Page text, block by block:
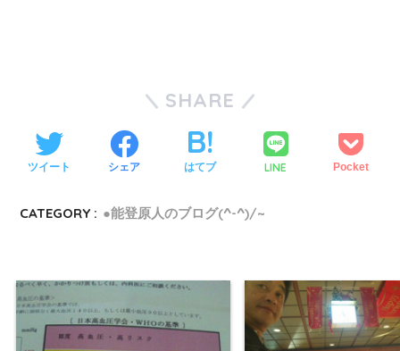
SHARE
ツイート シェア はてブ LINE Pocket
CATEGORY : ●能登原人のブログ(^-^)/~